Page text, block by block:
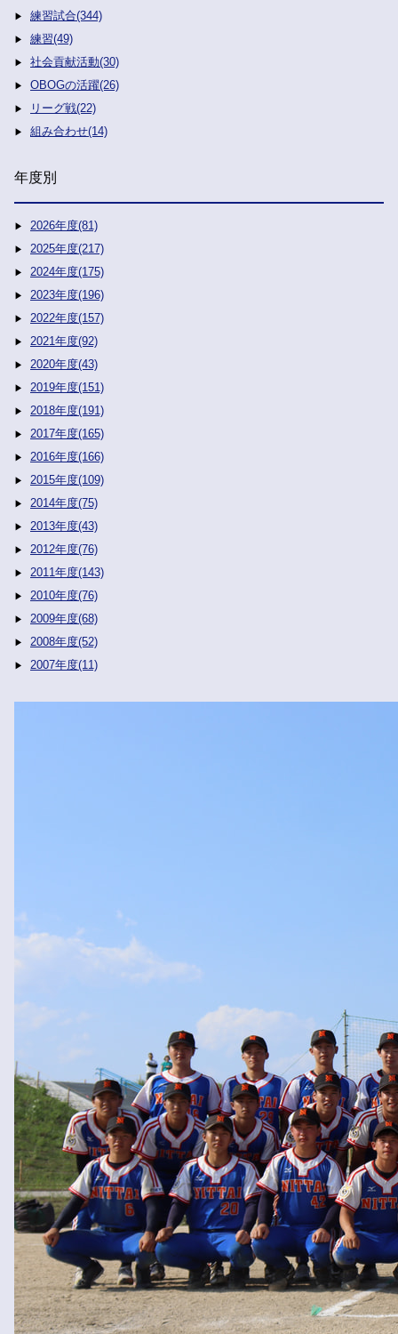
練習試合(344)
練習(49)
社会貢献活動(30)
OBOGの活躍(26)
リーグ戦(22)
組み合わせ(14)
年度別
2026年度(81)
2025年度(217)
2024年度(175)
2023年度(196)
2022年度(157)
2021年度(92)
2020年度(43)
2019年度(151)
2018年度(191)
2017年度(165)
2016年度(166)
2015年度(109)
2014年度(75)
2013年度(43)
2012年度(76)
2011年度(143)
2010年度(76)
2009年度(68)
2008年度(52)
2007年度(11)